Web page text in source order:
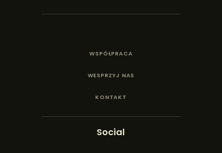
WSPÓŁPRACA
WESPRZYJ NAS
KONTAKT
Social